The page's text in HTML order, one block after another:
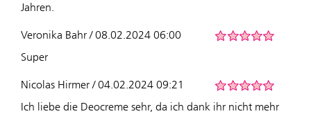
Jahren.
Veronika Bahr / 08.02.2024 06:00
Super
Nicolas Hirmer / 04.02.2024 09:21
Ich liebe die Deocreme sehr, da ich dank ihr nicht mehr